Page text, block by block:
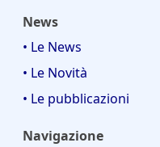
News
• Le News
• Le Novità
• Le pubblicazioni
Navigazione